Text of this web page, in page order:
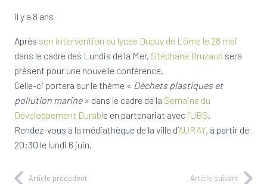
il y a 8 ans
Après son intervention au lycée Dupuy de Lôme le 28 mai
dans le cadre des Lundis de la Mer, Stéphane Bruzaud sera
présent pour une nouvelle conférence.
Celle-ci portera sur le thème « Déchets plastiques et
pollution marine» dans le cadre de la Semaine du
Développement Durable en partenariat avec l’UBS.
Rendez-vous à la médiathèque de la ville d’AURAY, à partir de
20:30 le lundi 6 juin.
Article précédent Article suivant